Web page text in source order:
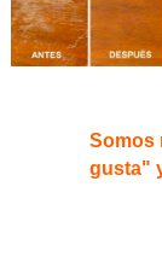
Somos
gusta"